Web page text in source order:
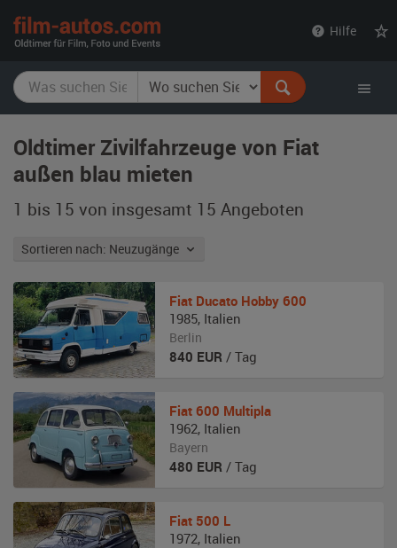
Hilfe
Oldtimer Zivilfahrzeuge von Fiat
außen blau mieten
1 bis 15 von insgesamt 15 Angeboten
Sortieren nach: Neuzugänge
Fiat Ducato Hobby 600
1985, Italien
Berlin
840 EUR / Tag
Fiat 600 Multipla
1962, Italien
Bayern
480 EUR / Tag
Fiat 500 L
1972, Italien